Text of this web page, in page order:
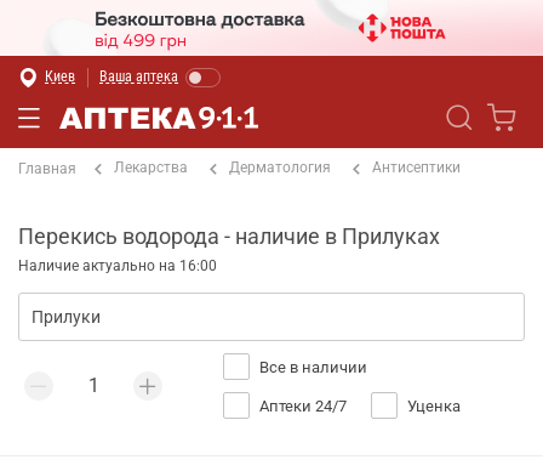
Киев Ваша аптека
Главная Лекарства Дерматология Антисептики
Перекись водорода - наличие в Прилуках
Наличие актуально на 16:00
Все в наличии
Аптеки 24/7 Уценка